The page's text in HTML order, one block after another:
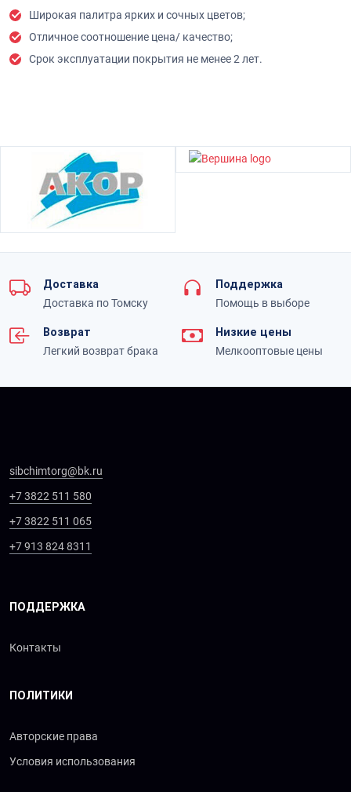
Широкая палитра ярких и сочных цветов;
Отличное соотношение цена/ качество;
Срок эксплуатации покрытия не менее 2 лет.
Доставка
Доставка по Томску
Поддержка
Помощь в выборе
Возврат
Легкий возврат брака
Низкие цены
Мелкооптовые цены
sibchimtorg@bk.ru
+7 3822 511 580
+7 3822 511 065
+7 913 824 8311
ПОДДЕРЖКА
Контакты
ПОЛИТИКИ
Авторские права
Условия использования